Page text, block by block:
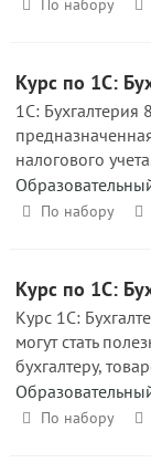
По набору
Курс по 1С:
1С: Бухгалтерия
налогового
По набору
Курс по 1С:
Курс 1С:
могут стать
бухгалтеру,
По набору